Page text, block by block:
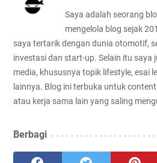
Saya adalah seorang
mengelola blog sejak
saya tertarik dengan dunia otomotif,
investasi dan start-up. Selain itu saya
media, khususnya topik lifestyle, esai
lainnya. Blog ini terbuka untuk
atau kerja sama lain yang saling
Berbagi